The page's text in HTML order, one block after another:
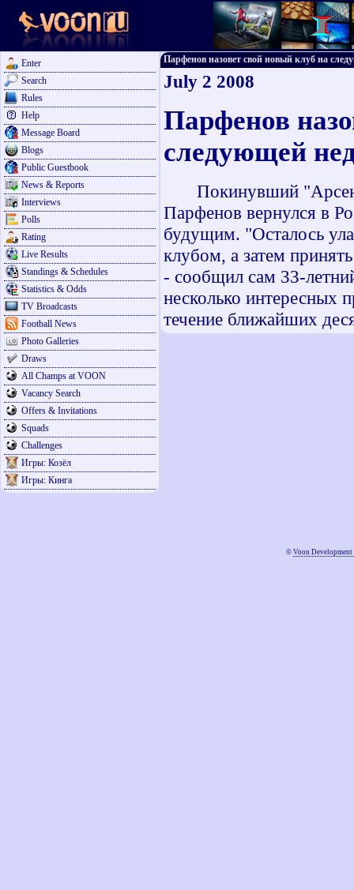
Enter
Search
Rules
Help
Message Board
Blogs
Public Guestbook
News & Reports
Interviews
Polls
Rating
Live Results
Standings & Schedules
Statistics & Odds
TV Broadcasts
Football News
Photo Galleries
Draws
All Champs at VOON
Vacancy Search
Offers & Invitations
Squads
Challenges
Игры: Козёл
Игры: Кинга
Парфенов назовет свой новый клуб на
July 2 2008
Парфенов
следующей
Покинувший
Парфенов вернулся в
будущим. "Осталось
клубом, а затем
- сообщил сам 33-
несколько интересных
течение ближайших
© Voon Development